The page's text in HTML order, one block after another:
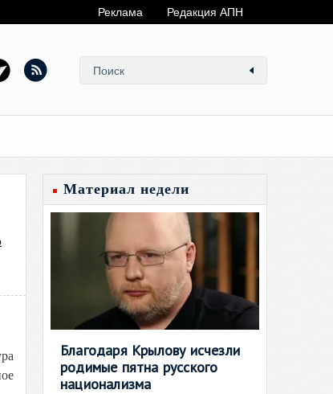
Реклама Редакция АПН
Материал недели
Благодаря Крылову исчезли
родимые пятна русского
национализма